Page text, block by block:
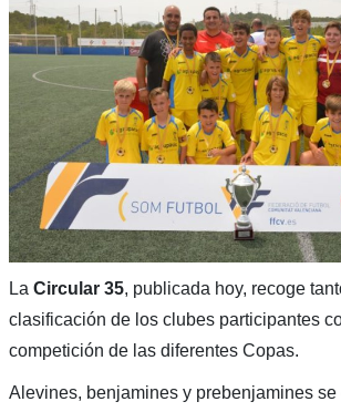
La Circular 35, publicada hoy, recoge
clasificación de los clubes participantes
competición de las diferentes Copas.
Alevines, benjamines y prebenjamines se